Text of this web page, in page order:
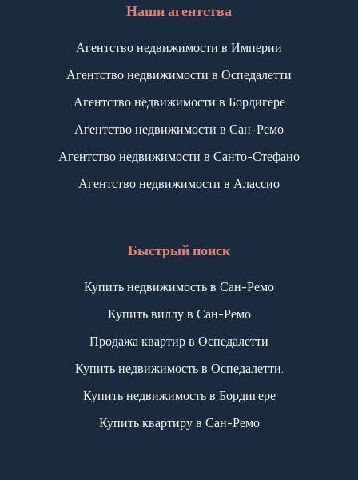
Наши агентства
Агентство недвижимости в Империи
Агентство недвижимости в Оспедалетти
Агентство недвижимости в Бордигере
Агентство недвижимости в Сан-Ремо
Агентство недвижимости в Санто-Стефано
Агентство недвижимости в Алассио
Быстрый поиск
Купить недвижимость в Сан-Ремо
Купить виллу в Сан-Ремо
Продажа квартир в Оспедалетти
Купить недвижимость в Оспедалетти.
Купить недвижимость в Бордигере
Купить квартиру в Сан-Ремо